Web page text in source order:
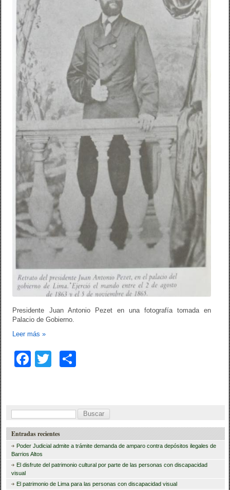
Presidente Juan Antonio Pezet en una fotografía tomada en
Palacio de Gobierno.
Leer más»
F
e
b
o
o
er p
ar
tir
B
u
s
c
a
r
Entradas recientes
Poder Judicial admite a trámite demanda de amparo contra depósitos ilegales de
Barrios Altos
El disfrute del patrimonio cultural por parte de las personas con discapacidad
visual
El patrimonio de Lima para las personas con discapacidad visual